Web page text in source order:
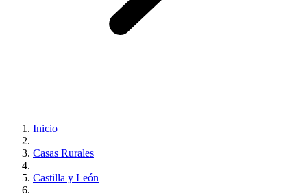
Inicio
Casas Rurales
Castilla y León